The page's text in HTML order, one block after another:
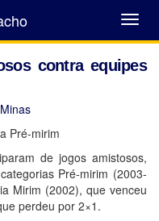
Abrir
Menu
contra equipes
Pré-mirim
de jogos amistosos,
Pré-mirim (2003-
Mirim (2002), que venceu
perdeu por 2×1.